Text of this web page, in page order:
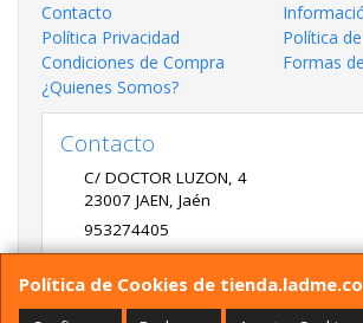
Política de Cookies de
Contacto
Política Privacidad
Política
Condiciones de Compra
Formas
¿Quienes Somos?
Contacto
C/ DOCTOR LUZON, 4
23007 JAEN, Jaén
953274405
LADME@LADME.COM